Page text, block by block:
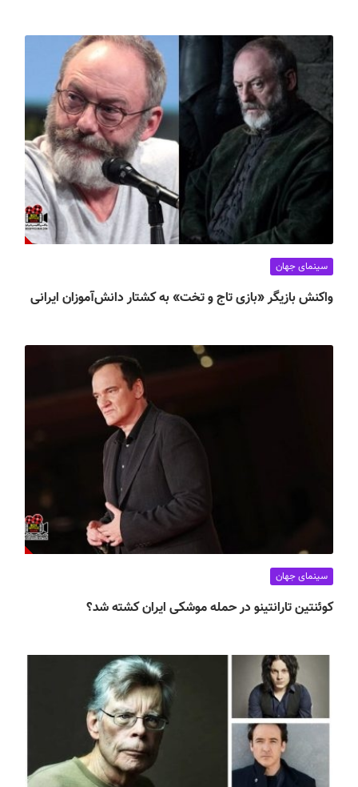
سینمای جهان
واکنش بازیگر «بازی تاج و تخت» به کشتار دانش‌آموزان ایرانی
سینمای جهان
کوئنتین تارانتینو در حمله موشکی ایران کشته شد؟